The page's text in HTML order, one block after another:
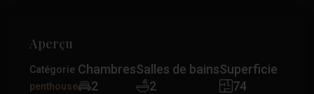
Aperçu
Catégorie
penthouse
Chambres
2
Salles de bains
2
Superficie
74